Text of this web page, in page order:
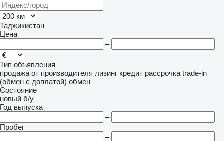
Таджикистан
Цена
–
Тип объявления
продажа от производителя лизинг кредит рассрочка trade-in
(обмен с доплатой) обмен
Состояние
новый б/у
Год выпуска
–
Пробег
–